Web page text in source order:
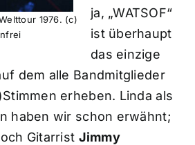
1976. (c)
ja, „WATSOF“
ist überhaupt
das einzige
dem alle Bandmitglieder
erheben. Linda als
haben wir schon erwähnt;
Gitarrist Jimmy